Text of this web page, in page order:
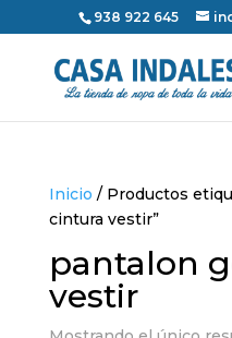
938 922 645
Inicio / Productos
cintura vestir”
pantalon
vestir